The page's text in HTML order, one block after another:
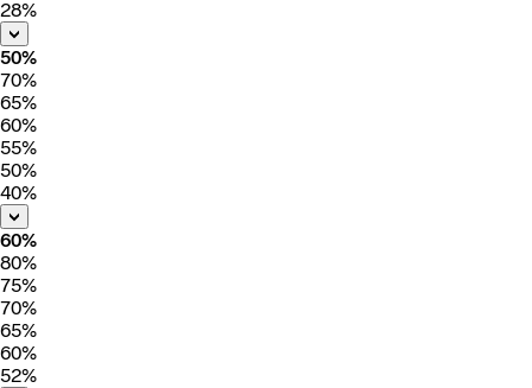
28%
50%
70%
65%
60%
55%
50%
40%
60%
80%
75%
70%
65%
60%
52%